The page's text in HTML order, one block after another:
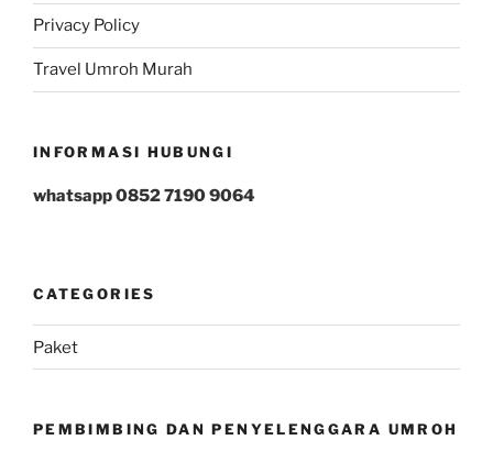
Privacy Policy
Travel Umroh Murah
INFORMASI HUBUNGI
whatsapp 0852 7190 9064
CATEGORIES
Paket
PEMBIMBING DAN PENYELENGGARA UMROH